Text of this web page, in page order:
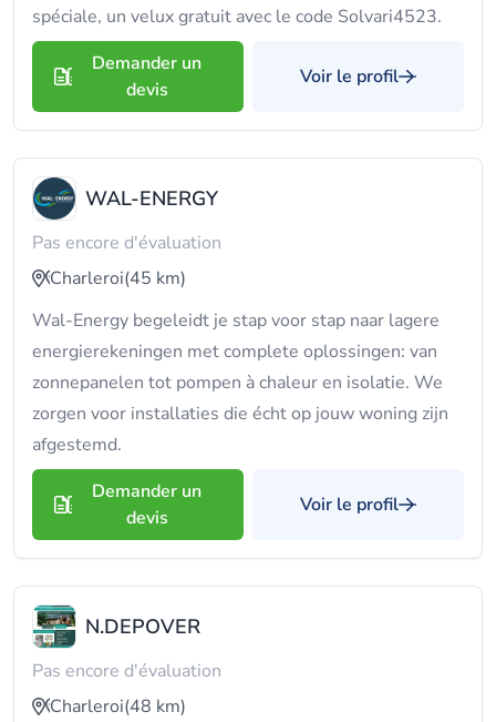
spéciale, un velux gratuit avec le code Solvari4523.
Demander un
devis
Voir le profil
WAL-ENERGY
Pas encore d'évaluation
Charleroi(45 km)
Wal-Energy begeleidt je stap voor stap naar lagere
energierekeningen met complete oplossingen: van
zonnepanelen tot pompen à chaleur en isolatie. We
zorgen voor installaties die écht op jouw woning zijn
afgestemd.
Demander un
devis
Voir le profil
N.DEPOVER
Pas encore d'évaluation
Charleroi(48 km)